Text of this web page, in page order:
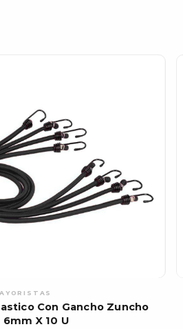
Con Gancho Zuncho
X 10 U